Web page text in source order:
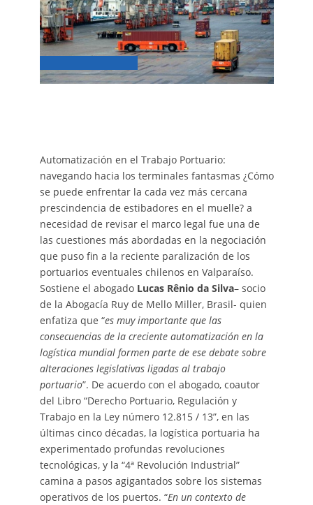
Automatización en el Trabajo Portuario:
navegando hacia los terminales fantasmas ¿Cómo
se puede enfrentar la cada vez más cercana
prescindencia de estibadores en el muelle? a
necesidad de revisar el marco legal fue una de
las cuestiones más abordadas en la negociación
que puso fin a la reciente paralización de los
portuarios eventuales chilenos en Valparaíso.
Sostiene el abogado Lucas Rênio da Silva– socio
de la Abogacía Ruy de Mello Miller, Brasil- quien
enfatiza que “es muy importante que las
consecuencias de la creciente automatización en la
logística mundial formen parte de ese debate sobre
alteraciones legislativas ligadas al trabajo
portuario”. De acuerdo con el abogado, coautor
del Libro “Derecho Portuario, Regulación y
Trabajo en la Ley número 12.815 / 13”, en las
últimas cinco décadas, la logística portuaria ha
experimentado profundas revoluciones
tecnológicas, y la “4ª Revolución Industrial”
camina a pasos agigantados sobre los sistemas
operativos de los puertos. “En un contexto de